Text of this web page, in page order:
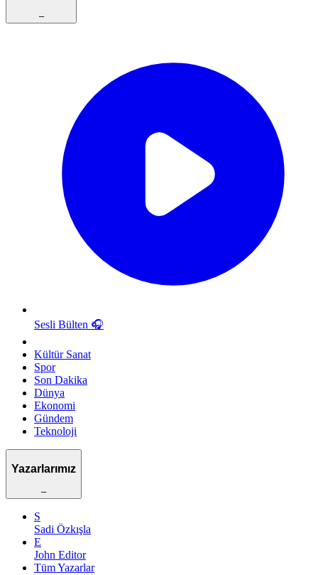
–
Sesli Bülten 🎧
Kültür Sanat
Spor
Son Dakika
Dünya
Ekonomi
Gündem
Teknoloji
Yazarlarımız
–
S
Sadi Özkışla
E
John Editor
Tüm Yazarlar